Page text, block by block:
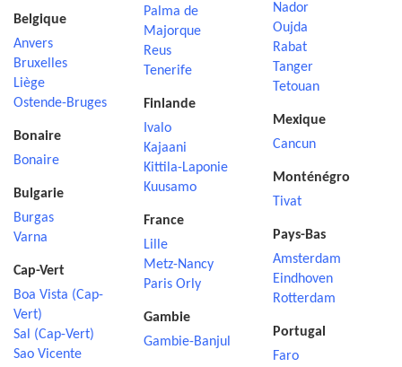
Belgique
Anvers
Bruxelles
Liège
Ostende-Bruges
Bonaire
Bonaire
Bulgarie
Burgas
Varna
Cap-Vert
Boa Vista (Cap-
Vert)
Sal (Cap-Vert)
Sao Vicente
Palma de
Majorque
Reus
Tenerife
Finlande
Ivalo
Kajaani
Kittila-Laponie
Kuusamo
France
Lille
Metz-Nancy
Paris Orly
Gambie
Gambie-Banjul
Nador
Oujda
Rabat
Tanger
Tetouan
Mexique
Cancun
Monténégro
Tivat
Pays-Bas
Amsterdam
Eindhoven
Rotterdam
Portugal
Faro